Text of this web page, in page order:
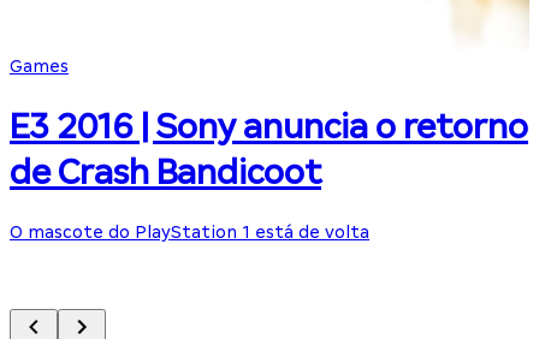
Games
E3 2016 | Sony anuncia o retorno
de Crash Bandicoot
O mascote do PlayStation 1 está de volta